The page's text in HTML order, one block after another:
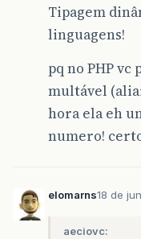
Tipagem
linguagens!
pq no PHP
multável
hora ela eh
numero!
elomarns18 de
aeciovc: